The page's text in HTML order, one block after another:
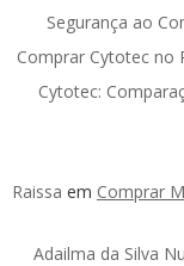
Segurança ao
Comprar Cytotec no
Cytotec:
Raissa em Comprar
Adailma da Silva